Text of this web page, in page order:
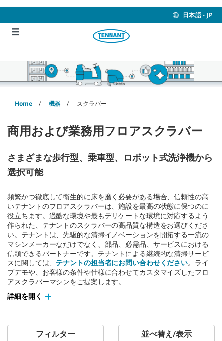
content
navigation
menu
日本語 - JP
Home 機器 スクラバー
商用および業務用フロアスクラバー
さまざまな歩行型、乗車型、ロボット式洗浄機から
選択可能
頻繁かつ徹底して衛生的に床を磨く必要がある場合、信頼性の高
いテナントのフロアスクラバーは、施設を最高の状態に保つのに
役立ちます。過酷な環境や最もデリケートな環境に対応するよう
作られた、テナントのスクラバーの高品質な構造をお選びくださ
い。テナントは、先駆的な清掃イノベーションを開拓する一流の
マシンメーカーなだけでなく、部品、必需品、サービスにおける
信頼できるパートナーです。テナントによる継続的な清掃サービ
スに関しては、 テナントの担当者にお問い合わせください。ライ
ブデモや、お客様の条件や仕様に合わせてカスタマイズしたフロ
アスクラバーマシンをご提案します。
詳細を開く
フィルター 並べ替え/表示